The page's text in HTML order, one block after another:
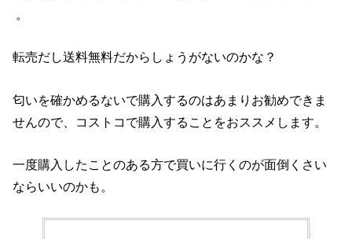
。
転売だし送料無料だからしょうがないのかな？
匂いを確かめるないで購入するのはあまりお勧めできま
せんので、コストコで購入することをおススメします。
一度購入したことのある方で買いに行くのが面倒くさい
ならいいのかも。